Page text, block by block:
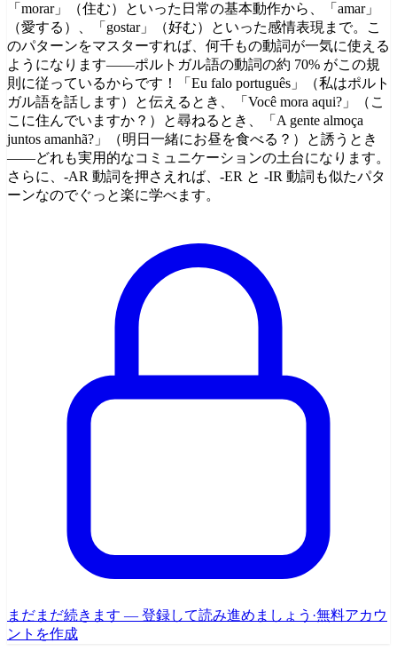
「morar」（住む）といった日常の基本動作から、「amar」
（愛する）、「gostar」（好む）といった感情表現まで。こ
のパターンをマスターすれば、何千もの動詞が一気に使える
ようになります——ポルトガル語の動詞の約 70% がこの規
則に従っているからです！「Eu falo português」（私はポルト
ガル語を話します）と伝えるとき、「Você mora aqui?」（こ
こに住んでいますか？）と尋ねるとき、「A gente almoça
juntos amanhã?」（明日一緒にお昼を食べる？）と誘うとき
——どれも実用的なコミュニケーションの土台になります。
さらに、-AR 動詞を押さえれば、-ER と -IR 動詞も似たパタ
ーンなのでぐっと楽に学べます。
まだまだ続きます — 登録して読み進めましょう ·無料アカウ
ントを作成